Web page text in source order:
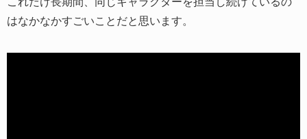
はなかなかすごいことだと思います。